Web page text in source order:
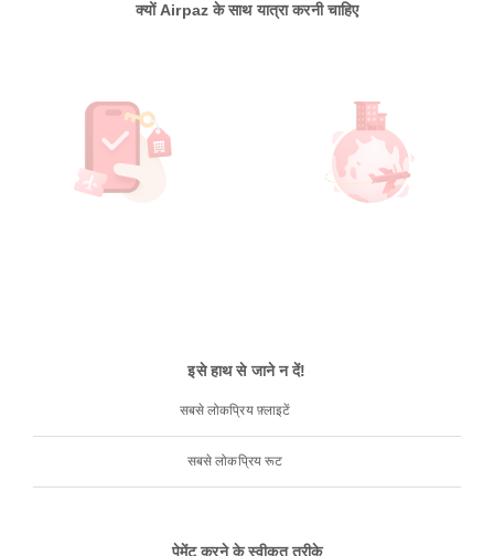
क्यों Airpaz के साथ यात्रा करनी चाहिए
इसे हाथ से जाने न दें!
सबसे लोकप्रिय फ़्लाइटें
सबसे लोकप्रिय रूट
पेमेंट करने के स्वीकृत तरीके